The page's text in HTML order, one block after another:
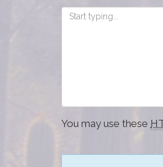
You may use these